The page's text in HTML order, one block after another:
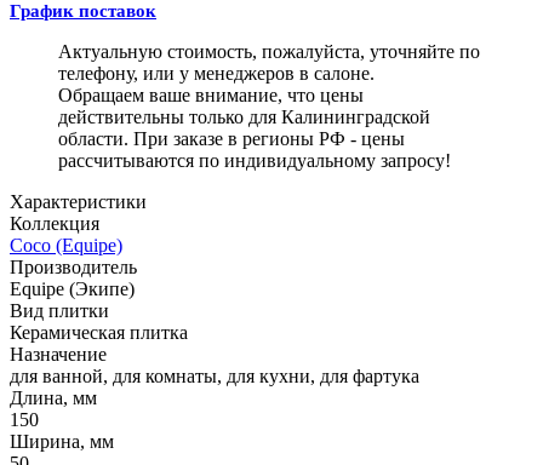
График поставок
Актуальную стоимость, пожалуйста, уточняйте по
телефону, или у менеджеров в салоне.
Обращаем ваше внимание, что цены
действительны только для Калининградской
области. При заказе в регионы РФ - цены
рассчитываются по индивидуальному запросу!
Характеристики
Коллекция
Coco (Equipe)
Производитель
Equipe (Экипе)
Вид плитки
Керамическая плитка
Назначение
для ванной, для комнаты, для кухни, для фартука
Длина, мм
150
Ширина, мм